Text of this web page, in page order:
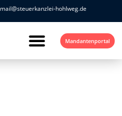
mail@steuerkanzlei-hohlweg.de
Mandantenportal